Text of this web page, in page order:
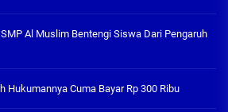
Al Muslim Bentengi Siswa Dari Pengaruh
Hukumannya Cuma Bayar Rp 300 Ribu